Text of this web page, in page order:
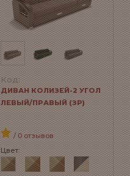
Код:
ДИВАН КОЛИЗЕЙ-2 УГОЛ
ЛЕВЫЙ/ПРАВЫЙ (ЗР)
/ 0 отзывов
Цвет: